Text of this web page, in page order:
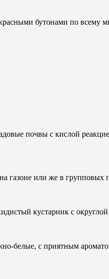
бутонами по
почвы с кислой
газоне или же в групповых
кустарник с
белые, с приятным